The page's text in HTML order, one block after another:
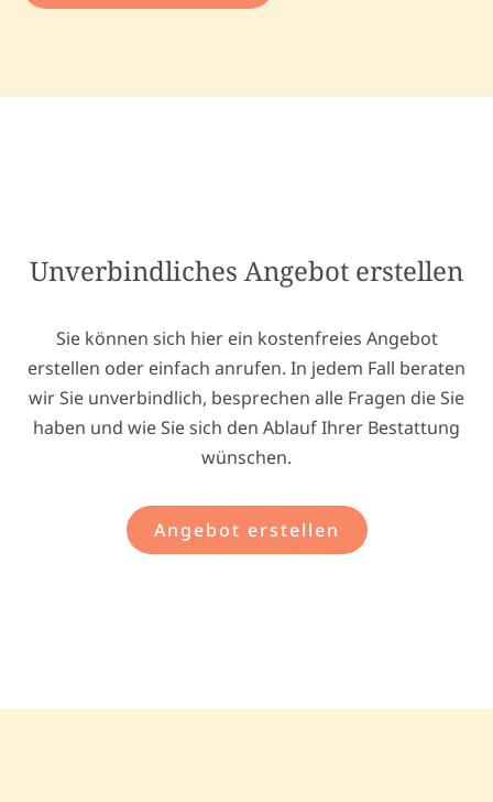
Unverbindliches Angebot erstellen
Sie können sich hier ein kostenfreies Angebot
erstellen oder einfach anrufen. In jedem Fall beraten
wir Sie unverbindlich, besprechen alle Fragen die Sie
haben und wie Sie sich den Ablauf Ihrer Bestattung
wünschen.
Angebot erstellen